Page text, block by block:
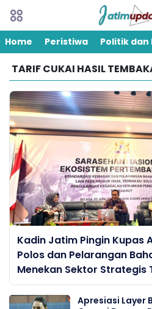
Home Peristiwa Politik
TARIF CUKAI HASIL
Kadin Jatim Pingin Kupas
Polos dan Pelarangan
Menekan Sektor Strategis
Apresiasi Layer